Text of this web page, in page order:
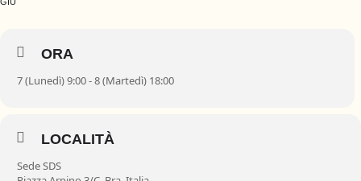
ORA
7 (Lunedì) 9:00 - 8 (Martedì) 18:00
LOCALITÀ
Sede SDS